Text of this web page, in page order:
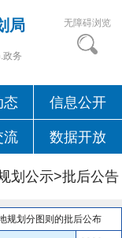
局
政务
无障碍浏览
态 信息公开
流 数据开放
划公示>批后公告
规划分图则的批后公布